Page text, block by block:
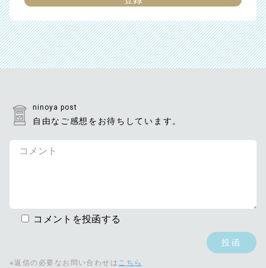
ninoya post
自由なご感想をお待ちしています。
コメントを投函する
※返信の必要なお問い合わせは こちら